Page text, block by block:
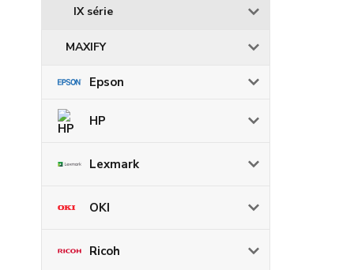
IX série
MAXIFY
Epson
HP
Lexmark
OKI
Ricoh